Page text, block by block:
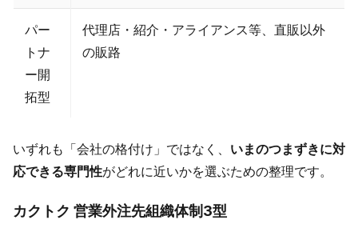
パー
トナ
ー開
拓型
代理店・紹介・アライアンス等、直販以外
の販路
いずれも「会社の格付け」ではなく、 いまのつまずきに対
応できる専門性がどれに近いかを選ぶための整理です。
カクトク 営業外注先組織体制3型